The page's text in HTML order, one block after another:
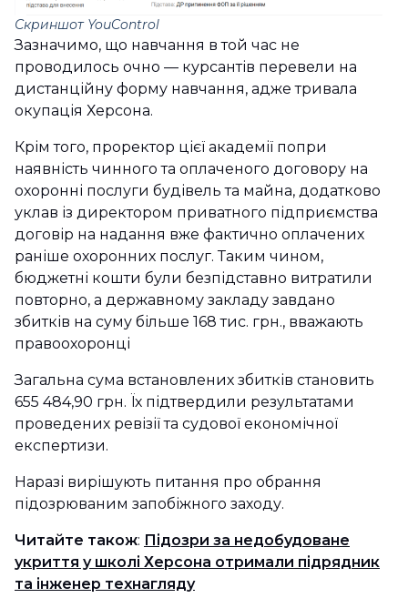
Скриншот YouControl
Зазначимо, що навчання в той час не
проводилось очно — курсантів перевели на
дистанційну форму навчання, адже тривала
окупація Херсона.
Крім того, проректор цієї академії попри
наявність чинного та оплаченого договору на
охоронні послуги будівель та майна, додатково
уклав із директором приватного підприємства
договір на надання вже фактично оплачених
раніше охоронних послуг. Таким чином,
бюджетні кошти були безпідставно витратили
повторно, а державному закладу завдано
збитків на суму більше 168 тис. грн., вважають
правоохоронці
Загальна сума встановлених збитків становить
655 484,90 грн. Їх підтвердили результатами
проведених ревізії та судової економічної
експертизи.
Наразі вирішують питання про обрання
підозрюваним запобіжного заходу.
Читайте також: Підозри за недобудоване
укриття у школі Херсона отримали підрядник
та інженер технагляду